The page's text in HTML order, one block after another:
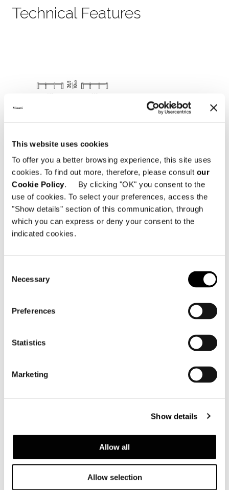
This website uses cookies
To offer you a better browsing experience, this site uses
cookies. To find out more, therefore, please consult our
Cookie Policy. By clicking "OK" you consent to the
use of cookies. To select your preferences, access the
"Show details" section of this communication, through
which you can express or deny your consent to the
indicated cookies.
Selection
Necessary
Preferences
Statistics
Marketing
Show details
Allow all
Allow selection
Technical Features